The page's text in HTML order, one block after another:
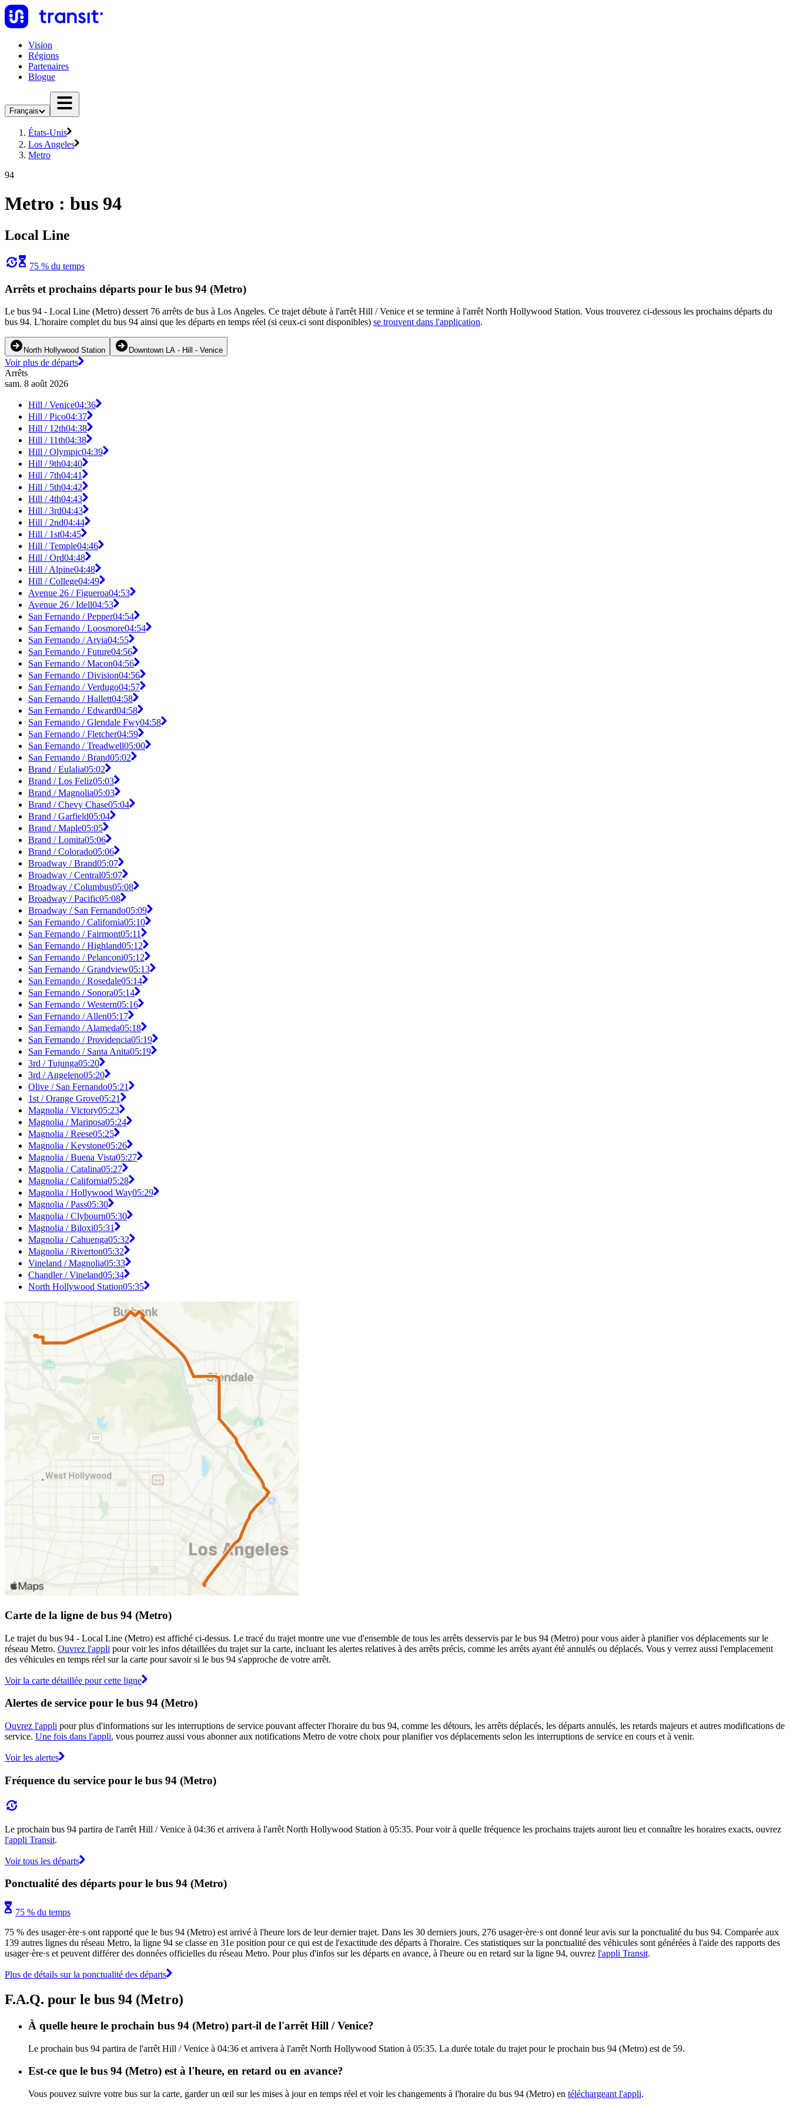
Vision
Régions
Partenaires
Blogue
Français
États-Unis
Los Angeles
Metro
94
Metro : bus 94
Local Line
75 % du temps
Arrêts et prochains départs pour le bus 94 (Metro)
Le bus 94 - Local Line (Metro) dessert 76 arrêts de bus à Los Angeles. Ce trajet débute à l'arrêt Hill / Venice et se termine à l'arrêt North Hollywood Station. Vous trouverez ci-dessous les prochains départs du
bus 94. L'horaire complet du bus 94 ainsi que les départs en temps réel (si ceux-ci sont disponibles) se trouvent dans l'application.
North Hollywood Station Downtown LA - Hill - Venice
Voir plus de départs
Arrêts
sam. 8 août 2026
Hill / Venice04:36
Hill / Pico04:37
Hill / 12th04:38
Hill / 11th04:38
Hill / Olympic04:39
Hill / 9th04:40
Hill / 7th04:41
Hill / 5th04:42
Hill / 4th04:43
Hill / 3rd04:43
Hill / 2nd04:44
Hill / 1st04:45
Hill / Temple04:46
Hill / Ord04:48
Hill / Alpine04:48
Hill / College04:49
Avenue 26 / Figueroa04:53
Avenue 26 / Idell04:53
San Fernando / Pepper04:54
San Fernando / Loosmore04:54
San Fernando / Arvia04:55
San Fernando / Future04:56
San Fernando / Macon04:56
San Fernando / Division04:56
San Fernando / Verdugo04:57
San Fernando / Hallett04:58
San Fernando / Edward04:58
San Fernando / Glendale Fwy04:58
San Fernando / Fletcher04:59
San Fernando / Treadwell05:00
San Fernando / Brand05:02
Brand / Eulalia05:02
Brand / Los Feliz05:03
Brand / Magnolia05:03
Brand / Chevy Chase05:04
Brand / Garfield05:04
Brand / Maple05:05
Brand / Lomita05:06
Brand / Colorado05:06
Broadway / Brand05:07
Broadway / Central05:07
Broadway / Columbus05:08
Broadway / Pacific05:08
Broadway / San Fernando05:09
San Fernando / California05:10
San Fernando / Fairmont05:11
San Fernando / Highland05:12
San Fernando / Pelanconi05:12
San Fernando / Grandview05:13
San Fernando / Rosedale05:14
San Fernando / Sonora05:14
San Fernando / Western05:16
San Fernando / Allen05:17
San Fernando / Alameda05:18
San Fernando / Providencia05:19
San Fernando / Santa Anita05:19
3rd / Tujunga05:20
3rd / Angeleno05:20
Olive / San Fernando05:21
1st / Orange Grove05:21
Magnolia / Victory05:23
Magnolia / Mariposa05:24
Magnolia / Reese05:25
Magnolia / Keystone05:26
Magnolia / Buena Vista05:27
Magnolia / Catalina05:27
Magnolia / California05:28
Magnolia / Hollywood Way05:29
Magnolia / Pass05:30
Magnolia / Clybourn05:30
Magnolia / Biloxi05:31
Magnolia / Cahuenga05:32
Magnolia / Riverton05:32
Vineland / Magnolia05:33
Chandler / Vineland05:34
North Hollywood Station05:35
Carte de la ligne de bus 94 (Metro)
Le trajet du bus 94 - Local Line (Metro) est affiché ci-dessus. Le tracé du trajet montre une vue d'ensemble de tous les arrêts desservis par le bus 94 (Metro) pour vous aider à planifier vos déplacements sur le
réseau Metro. Ouvrez l'appli pour voir les infos détaillées du trajet sur la carte, incluant les alertes relatives à des arrêts précis, comme les arrêts ayant été annulés ou déplacés. Vous y verrez aussi l'emplacement
des véhicules en temps réel sur la carte pour savoir si le bus 94 s'approche de votre arrêt.
Voir la carte détaillée pour cette ligne
Alertes de service pour le bus 94 (Metro)
Ouvrez l'appli pour plus d'informations sur les interruptions de service pouvant affecter l'horaire du bus 94, comme les détours, les arrêts déplacés, les départs annulés, les retards majeurs et autres modifications de
service. Une fois dans l'appli, vous pourrez aussi vous abonner aux notifications Metro de votre choix pour planifier vos déplacements selon les interruptions de service en cours et à venir.
Voir les alertes
Fréquence du service pour le bus 94 (Metro)
Le prochain bus 94 partira de l'arrêt Hill / Venice à 04:36 et arrivera à l'arrêt North Hollywood Station à 05:35. Pour voir à quelle fréquence les prochains trajets auront lieu et connaître les horaires exacts, ouvrez
l'appli Transit.
Voir tous les départs
Ponctualité des départs pour le bus 94 (Metro)
75 % du temps
75 % des usager·ère·s ont rapporté que le bus 94 (Metro) est arrivé à l'heure lors de leur dernier trajet. Dans les 30 derniers jours, 276 usager·ère·s ont donné leur avis sur la ponctualité du bus 94. Comparée aux
139 autres lignes du réseau Metro, la ligne 94 se classe en 31e position pour ce qui est de l'exactitude des départs à l'horaire. Ces statistiques sur la ponctualité des véhicules sont générées à l'aide des rapports des
usager·ère·s et peuvent différer des données officielles du réseau Metro. Pour plus d'infos sur les départs en avance, à l'heure ou en retard sur la ligne 94, ouvrez l'appli Transit.
Plus de détails sur la ponctualité des départs
F.A.Q. pour le bus 94 (Metro)
À quelle heure le prochain bus 94 (Metro) part-il de l'arrêt Hill / Venice?
Le prochain bus 94 partira de l'arrêt Hill / Venice à 04:36 et arrivera à l'arrêt North Hollywood Station à 05:35. La durée totale du trajet pour le prochain bus 94 (Metro) est de 59.
Est-ce que le bus 94 (Metro) est à l'heure, en retard ou en avance?
Vous pouvez suivre votre bus sur la carte, garder un œil sur les mises à jour en temps réel et voir les changements à l'horaire du bus 94 (Metro) en téléchargeant l'appli.